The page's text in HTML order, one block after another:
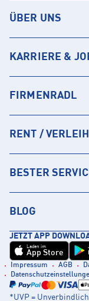
ÜBER UNS
KARRIERE &
FIRMENRADL
RENT / VERLEIH
BESTER
BLOG
JETZT APP
Laden im
App Store
Impressum AGB
*UVP =